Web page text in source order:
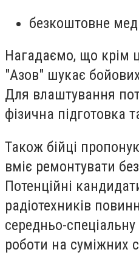
безкоштовне
Нагадаємо, що крім
"Азов" шукає
Для влаштування
фізична підготовка
Також бійці
вміє ремонтувати
Потенційні
радіотехників
середньо-спеціальну
роботи на суміжних